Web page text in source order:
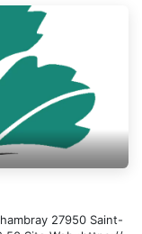
27950 Saint-